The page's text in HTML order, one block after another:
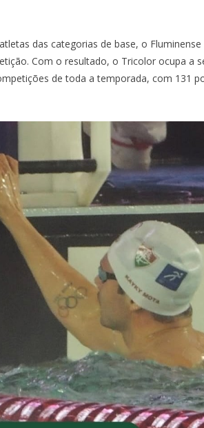
das categorias de base, o
Com o resultado, o Tricolor ocupa a
de toda a temporada, com 131
- IDA -SÁB, 1/8, 17:30-
OITAVAS